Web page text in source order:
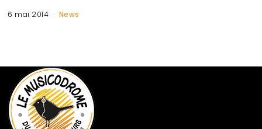
6 mai 2014 News